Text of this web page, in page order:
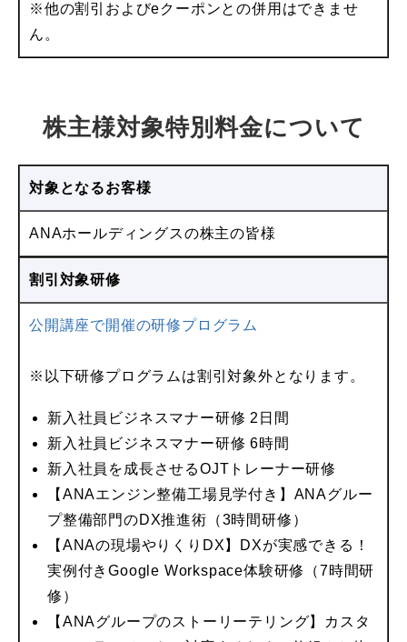
※他の割引およびeクーポンとの併用はできませ
ん。
株主様対象特別料金について
対象となるお客様
ANAホールディングスの株主の皆様
割引対象研修
公開講座で開催の研修プログラム
※以下研修プログラムは割引対象外となります。
新入社員ビジネスマナー研修 2日間
新入社員ビジネスマナー研修 6時間
新入社員を成長させるOJTトレーナー研修
【ANAエンジン整備工場見学付き】ANAグルー
プ整備部門のDX推進術（3時間研修）
【ANAの現場やりくりDX】DXが実感できる！
実例付きGoogle Workspace体験研修（7時間研
修）
【ANAグループのストーリーテリング】カスタ